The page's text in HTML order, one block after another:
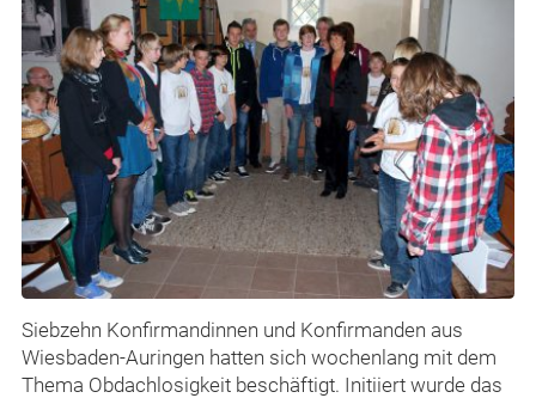
Siebzehn Konfirmandinnen und Konfirmanden aus
Wiesbaden-Auringen hatten sich wochenlang mit dem
Thema Obdachlosigkeit beschäftigt. Initiiert wurde das